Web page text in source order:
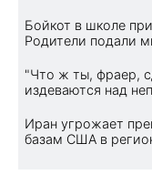
Бойкот в школе
Родители подали
"Что ж ты, фраер,
издеваются над
Иран угрожает
базам США в